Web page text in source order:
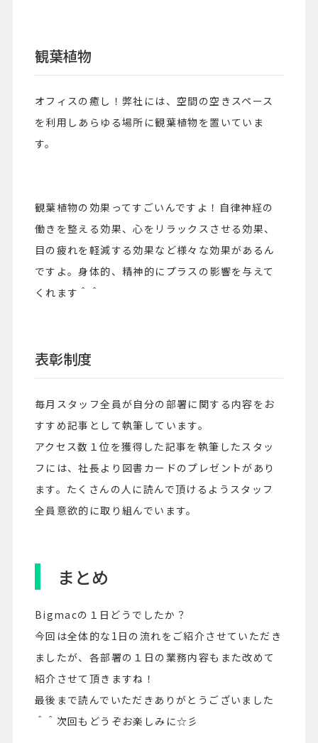
観葉植物
オフィスの癒し！弊社には、空間の空きスペース
を利用しあらゆる場所に観葉植物を置いていま
す。
観葉植物の効果ってすごいんですよ！自律神経の
働きを整える効果、心をリラックスさせる効果、
目の疲れを軽減する効果など様々な効果があるん
ですよ。身体的、精神的にプラスの影響を与えて
くれます＾＾
表彰制度
毎月スタッフ全員が自分の部署に関する内容をお
すすめ記事として執筆しています。
アクセス数１位を獲得した記事を執筆したスタッ
フには、社長より図書カードのプレゼントがあり
ます。たくさんの人に読んで頂けるようスタッフ
全員意欲的に取り組んでいます。
まとめ
Bigmacの１日どうでしたか？
今回は全体的な1日の流れをご紹介させていただき
ましたが、各部署の１日の業務内容もまた改めて
紹介させて頂きますね！
最後まで読んでいただきありがとうございました
＾＾次回もどうぞお楽しみに☆彡